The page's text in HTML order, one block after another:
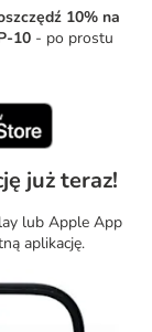
10% na
10 - po prostu
już teraz!
lub Apple App
aplikację.